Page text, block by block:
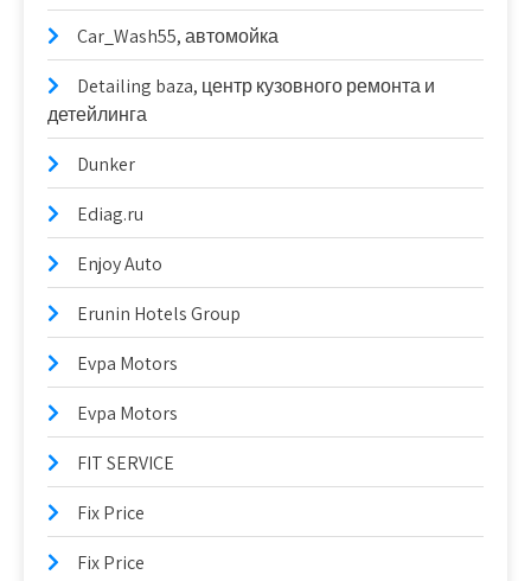
Car_Wash55, автомойка
Detailing baza, центр кузовного ремонта и
детейлинга
Dunker
Ediag.ru
Enjoy Auto
Erunin Hotels Group
Evpa Motors
Evpa Motors
FIT SERVICE
Fix Price
Fix Price